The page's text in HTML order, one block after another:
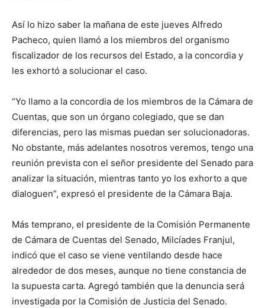
Así lo hizo saber la mañana de este jueves Alfredo
Pacheco, quien llamó a los miembros del organismo
fiscalizador de los recursos del Estado, a la concordia y
les exhortó a solucionar el caso.
“Yo llamo a la concordia de los miembros de la Cámara de
Cuentas, que son un órgano colegiado, que se dan
diferencias, pero las mismas puedan ser solucionadoras.
No obstante, más adelantes nosotros veremos, tengo una
reunión prevista con el señor presidente del Senado para
analizar la situación, mientras tanto yo los exhorto a que
dialoguen”, expresó el presidente de la Cámara Baja.
Más temprano, el presidente de la Comisión Permanente
de Cámara de Cuentas del Senado, Milcíades Franjul,
indicó que el caso se viene ventilando desde hace
alrededor de dos meses, aunque no tiene constancia de
la supuesta carta. Agregó también que la denuncia será
investigada por la Comisión de Justicia del Senado.